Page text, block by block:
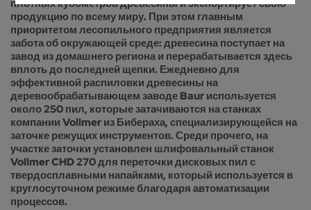
плотных кубометров древесины и экспортирует свою
продукцию по всему миру. При этом главным
приоритетом лесопильного предприятия является
забота об окружающей среде: древесина поступает на
завод из домашнего региона и перерабатывается здесь
вплоть до последней щепки. Ежедневно для
эффективной распиловки древесины на
деревообрабатывающем заводе Baur используется
около 250 пил, которые затачиваются на станках
компании Vollmer из Бибераха, специализирующейся на
заточке режущих инструментов. Среди прочего, на
участке заточки установлен шлифовальный станок
Vollmer CHD 270 для переточки дисковых пил с
твердосплавными напайками, который используется в
круглосуточном режиме благодаря автоматизации
процессов.